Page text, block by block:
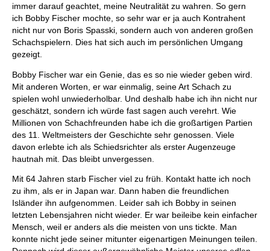
immer darauf geachtet, meine Neutralität zu wahren. So gern
ich Bobby Fischer mochte, so sehr war er ja auch Kontrahent
nicht nur von Boris Spasski, sondern auch von anderen großen
Schachspielern. Dies hat sich auch im persönlichen Umgang
gezeigt.
Bobby Fischer war ein Genie, das es so nie wieder geben wird.
Mit anderen Worten, er war einmalig, seine Art Schach zu
spielen wohl unwiederholbar. Und deshalb habe ich ihn nicht nur
geschätzt, sondern ich würde fast sagen auch verehrt. Wie
Millionen von Schachfreunden habe ich die großartigen Partien
des 11. Weltmeisters der Geschichte sehr genossen. Viele
davon erlebte ich als Schiedsrichter als erster Augenzeuge
hautnah mit. Das bleibt unvergessen.
Mit 64 Jahren starb Fischer viel zu früh. Kontakt hatte ich noch
zu ihm, als er in Japan war. Dann haben die freundlichen
Isländer ihn aufgenommen. Leider sah ich Bobby in seinen
letzten Lebensjahren nicht wieder. Er war beileibe kein einfacher
Mensch, weil er anders als die meisten von uns tickte. Man
konnte nicht jede seiner mitunter eigenartigen Meinungen teilen.